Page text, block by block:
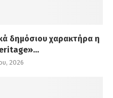
δημόσιου χαρακτήρα η
2026